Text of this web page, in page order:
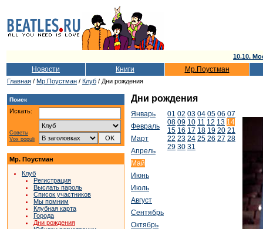
10.10.
Новости Книги Мр.Поустман
Главная / Мр.Поустман / Клуб / Дни рождения
Поиск
Искать:
Советы
Vox populi
Мр. Поустман
Клуб
Регистрация
Выслать пароль
Список участников
Мы помним
Клубная карта
Города
Дни рождения
Дни рождения
Январь
Февраль
Март
Апрель
Май
Июнь
Июль
Август
Сентябрь
Октябрь
01 02 03 04 05 06 07
08 09 10 11 12 13 14
15 16 17 18 19 20 21
22 23 24 25 26 27 28
29 30 31